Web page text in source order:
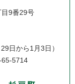
9番29号
日から1月3日）
65-5714